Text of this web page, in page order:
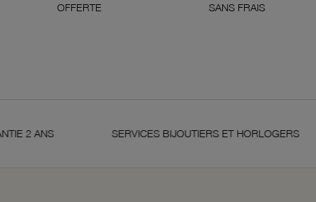
OFFERTE
SANS FRAIS
SERVICES BIJOUTIERS ET HORLOGERS